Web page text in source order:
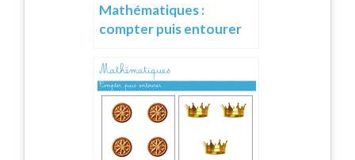
Mathématiques :
compter puis entourer